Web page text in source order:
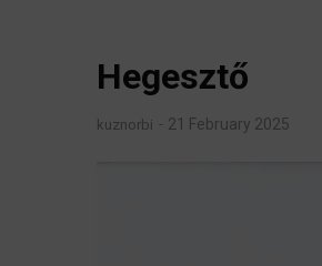
Hegesztő
kuznorbi 21 February 2025